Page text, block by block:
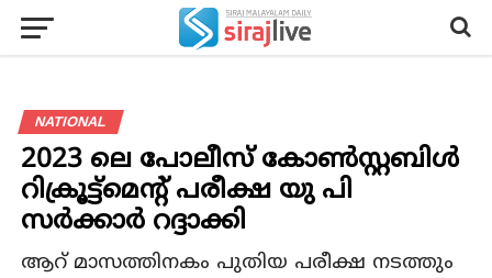
NATIONAL
2023 ലെ പോലീസ് കോണ്‍സ്റ്റബിള്‍
റിക്രൂട്ട്‌മെന്റ് പരീക്ഷ യു പി
സര്‍ക്കാര്‍ റദ്ദാക്കി
ആറ് മാസത്തിനകം പുതിയ പരീക്ഷ നടത്തും